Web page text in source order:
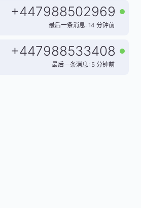
+447988502969
最后一条消息: 14 分钟前
+447988533408
最后一条消息: 5 分钟前